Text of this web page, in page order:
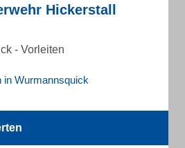
Hickerstall
- Vorleiten
in Wurmannsquick